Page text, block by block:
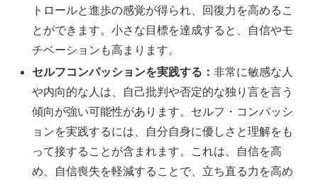
トロールと進歩の感覚が得られ、回復力を高めるこ
とができます。小さな目標を達成すると、自信やモ
チベーションも高まります。
セルフコンパッションを実践する：非常に敏感な人
や内向的な人は、自己批判や否定的な独り言を言う
傾向が強い可能性があります。セルフ・コンパッシ
ョンを実践するには、自分自身に優しさと理解をも
って接することが含まれます。これは、自信を高
め、自信喪失を軽減することで、立ち直る力を高め